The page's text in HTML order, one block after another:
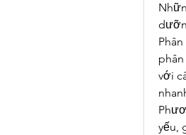
với
yếu,